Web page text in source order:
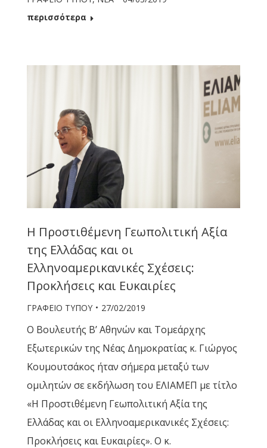
περισσότερα
Η Προστιθέμενη Γεωπολιτική Αξία
της Ελλάδας και οι
Ελληνοαμερικανικές Σχέσεις:
Προκλήσεις και Ευκαιρίες
ΓΡΑΦΕΙΟ ΤΥΠΟΥ 27/02/2019
Ο Βουλευτής Β’ Αθηνών και Τομεάρχης
Εξωτερικών της Νέας Δημοκρατίας κ. Γιώργος
Κουμουτσάκος ήταν σήμερα μεταξύ των
ομιλητών σε εκδήλωση του ΕΛΙΑΜΕΠ με τίτλο
«Η Προστιθέμενη Γεωπολιτική Αξία της
Ελλάδας και οι Ελληνοαμερικανικές Σχέσεις:
Προκλήσεις και Ευκαιρίες». Ο κ.